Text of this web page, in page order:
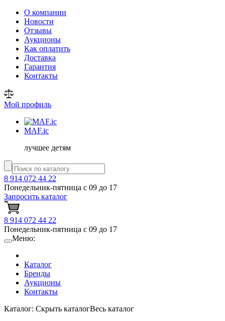
О компании
Новости
Отзывы
Аукционы
Как оплатить
Доставка
Гарантия
Контакты
Мой профиль
MAF.ic
лучшее детям
8 914 072 44 22
Понедельник-пятница с 09 до 17
Запросить каталог
8 914 072 44 22
Понедельник-пятница с 09 до 17
Меню:
Каталог
Бренды
Аукционы
Контакты
Каталог: Cкрыть каталогВесь каталог